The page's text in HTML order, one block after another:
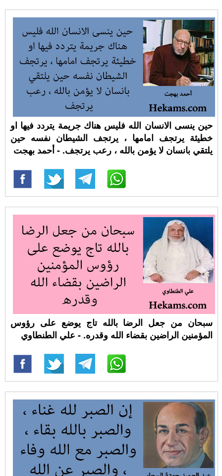
حين ينسى الانسان الله فليس هناك جريمة يتردد فيها او
خطيئة يرتجف امامها ، يرتجف الشيطان نفسه حين
يلتقي بانسان لا يؤمن بالله ، رعب يرتجف. - أحمد بهجت
سبحان من جعل الرضا بالله تاج يوضع على رؤوس
المؤمنين الراضين بقضاء الله وقدره. - علي الطنطاوي